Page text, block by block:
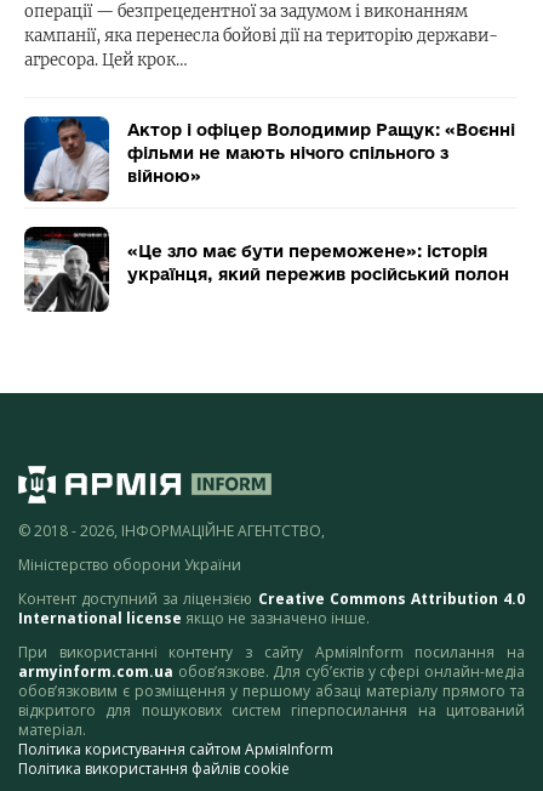
операції — безпрецедентної за задумом і виконанням
кампанії, яка перенесла бойові дії на територію держави-
агресора. Цей крок…
Актор і офіцер Володимир Ращук: «Воєнні
фільми не мають нічого спільного з
війною»
«Це зло має бути переможене»: історія
українця, який пережив російський полон
© 2018 - 2026, ІНФОРМАЦІЙНЕ АГЕНТСТВО,
Міністерство оборони України
Контент доступний за ліцензією Creative Commons Attribution 4.0
International license якщо не зазначено інше.
При використанні контенту з сайту АрміяInform посилання на
armyinform.com.ua обов’язкове. Для суб’єктів у сфері онлайн-медіа
обов’язковим є розміщення у першому абзаці матеріалу прямого та
відкритого для пошукових систем гіперпосилання на цитований
матеріал.
Політика користування сайтом АрміяInform
Політика використання файлів cookie